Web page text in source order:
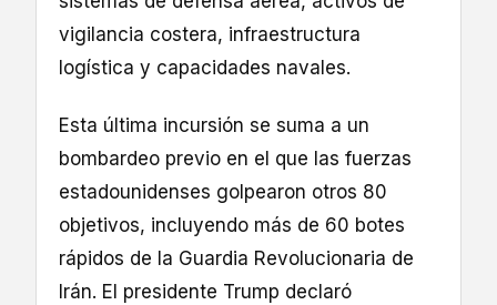
vigilancia costera, infraestructura
logística y capacidades navales.
Esta última incursión se suma a un
bombardeo previo en el que las fuerzas
estadounidenses golpearon otros 80
objetivos, incluyendo más de 60 botes
rápidos de la Guardia Revolucionaria de
Irán. El presidente Trump declaró